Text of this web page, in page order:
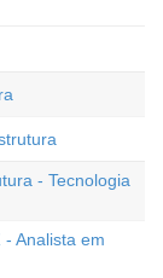
- Tecnologia
- Analista em